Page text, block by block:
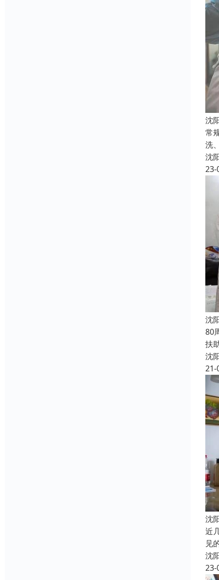
沈
常
洗
沈
23-
沈
80
扶
沈
21-
沈
近
见
沈
23-